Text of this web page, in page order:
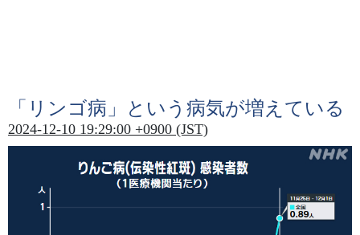
「リンゴ病 」という 病気が増えている
2024-12-10 19:29:00 +0900 (JST)